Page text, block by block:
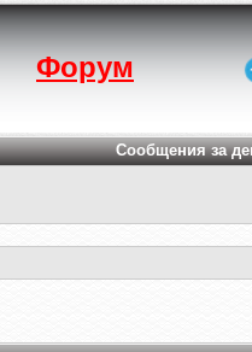
Форум
Сообщения за